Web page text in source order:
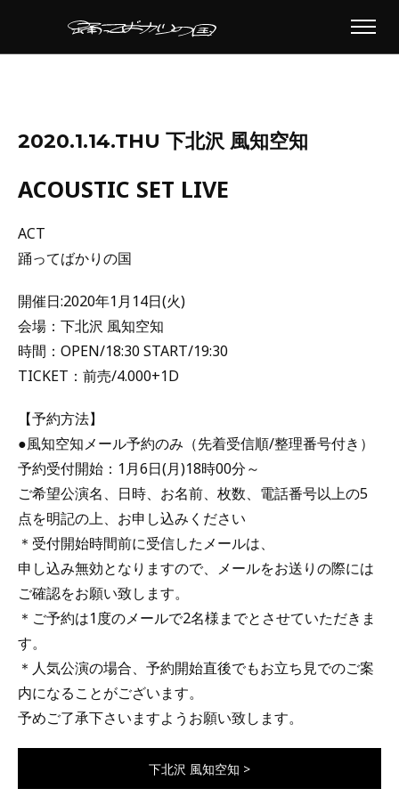
2020.1.14.THU 下北沢 風知空知
ACOUSTIC SET LIVE
ACT
踊ってばかりの国
開催日:2020年1月14日(火)
会場：下北沢 風知空知
時間：OPEN/18:30 START/19:30
TICKET：前売/4.000+1D
【予約方法】
●風知空知メール予約のみ（先着受信順/整理番号付き）
予約受付開始：1月6日(月)18時00分～
ご希望公演名、日時、お名前、枚数、電話番号以上の5
点を明記の上、お申し込みください
＊受付開始時間前に受信したメールは、
申し込み無効となりますので、メールをお送りの際には
ご確認をお願い致します。
＊ご予約は1度のメールで2名様までとさせていただきま
す。
＊人気公演の場合、予約開始直後でもお立ち見でのご案
内になることがございます。
予めご了承下さいますようお願い致します。
下北沢 風知空知 >